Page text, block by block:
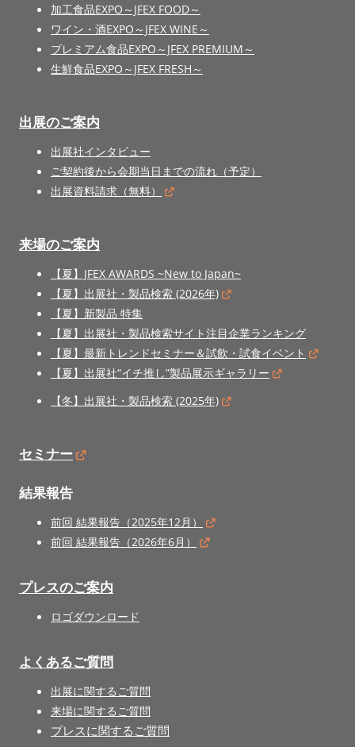
加工食品EXPO～JFEX FOOD～
ワイン・酒EXPO～JFEX WINE～
プレミアム食品EXPO～JFEX PREMIUM～
生鮮食品EXPO～JFEX FRESH～
出展のご案内
出展社インタビュー
ご契約後から会期当日までの流れ（予定）
出展資料請求（無料）
来場のご案内
【夏】JFEX AWARDS ~New to Japan~
【夏】出展社・製品検索 (2026年)
【夏】新製品 特集
【夏】出展社・製品検索サイト注目企業ランキング
【夏】最新トレンドセミナー＆試飲・試食イベント
【夏】出展社“イチ推し”製品展示ギャラリー
【冬】出展社・製品検索 (2025年)
セミナー
結果報告
前回 結果報告（2025年12月）
前回 結果報告（2026年6月）
プレスのご案内
ロゴダウンロード
よくあるご質問
出展に関するご質問
来場に関するご質問
プレスに関するご質問